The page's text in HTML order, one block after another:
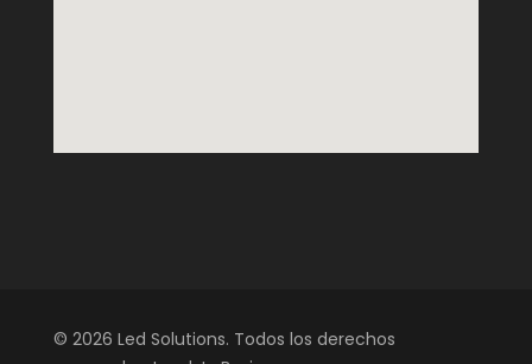
© 2026 Led Solutions. Todos los derechos